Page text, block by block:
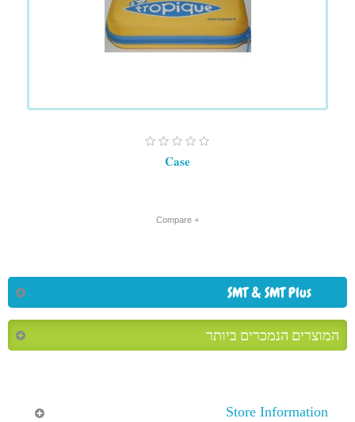
Case
+ Compare
SMT & SMT Plus
המוצרים הנמכרים ביותר
Store Information